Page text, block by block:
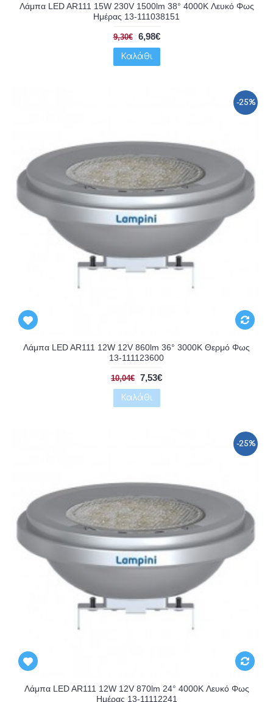
Λάμπα LED AR111 15W 230V 1500lm 38° 4000K Λευκό Φως
Ημέρας 13-111038151
9,30€ 6,98€
Καλάθι
-25%
Λάμπα LED AR111 12W 12V 860lm 36° 3000K Θερμό Φως
13-111123600
10,04€ 7,53€
Καλάθι
-25%
Λάμπα LED AR111 12W 12V 870lm 24° 4000K Λευκό Φως
Ημέρας 13-11112241